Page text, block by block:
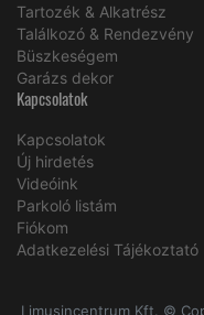
Tartozék & Alkatrész
Találkozó & Rendezvény
Büszkeségem
Garázs dekor
Kapcsolatok
Kapcsolatok
Új hirdetés
Videóink
Parkoló listám
Fiókom
Adatkezelési Tájékoztató
Limusincentrum Kft. ©